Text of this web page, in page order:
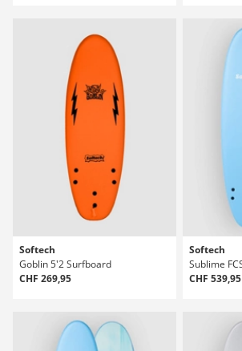
Softech
Goblin 5'2 Surfboard
CHF 269,95
Softech
CHF 539,95